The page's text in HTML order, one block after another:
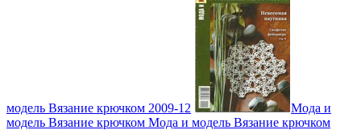
модель Вязание крючком 2009-12
Мода и
модель Вязание крючком Мода и модель Вязание крючком